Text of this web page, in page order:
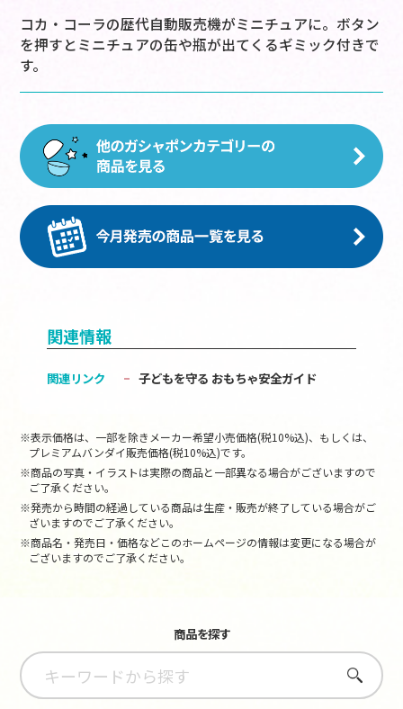
コカ・コーラの歴代自動販売機がミニチュアに。ボタン
を押すとミニチュアの缶や瓶が出てくるギミック付きで
す。
関連情報
関連リンク 子どもを守る おもちゃ安全ガイド
※表示価格は、一部を除きメーカー希望小売価格(税10%込)、もしくは、
プレミアムバンダイ販売価格(税10%込)です。
※商品の写真・イラストは実際の商品と一部異なる場合がございますので
ご了承ください。
※発売から時間の経過している商品は生産・販売が終了している場合がご
ざいますのでご了承ください。
※商品名・発売日・価格などこのホームページの情報は変更になる場合が
ございますのでご了承ください。
商品を探す
さがす